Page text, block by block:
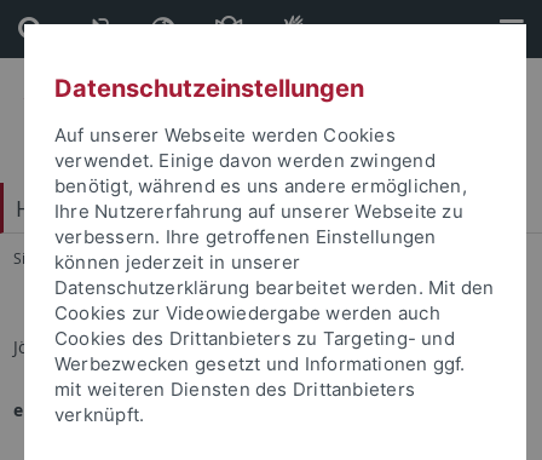
Direkt
zum
Inhalt
Direkt
zur
Fußleiste
Hochschulsport
Sie sind hier: Startseite ... Sportprogramm
Jörg Albers
eingesetzt in folgenden Angeboten:
Datenschutzeinstellungen
Auf unserer Webseite werden Cookies
verwendet. Einige davon werden zwingend
benötigt, während es uns andere ermöglichen,
Ihre Nutzererfahrung auf unserer Webseite zu
verbessern. Ihre getroffenen Einstellungen
können jederzeit in unserer
Datenschutzerklärung bearbeitet werden. Mit den
Cookies zur Videowiedergabe werden auch
Cookies des Drittanbieters zu Targeting- und
Werbezwecken gesetzt und Informationen ggf.
mit weiteren Diensten des Drittanbieters
verknüpft.